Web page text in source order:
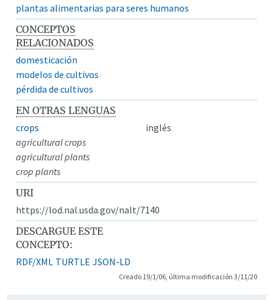
plantas alimentarias para seres humanos
CONCEPTOS
RELACIONADOS
domesticación
modelos de cultivos
pérdida de cultivos
EN OTRAS LENGUAS
crops
inglés
agricultural crops
agricultural plants
crop plants
URI
https://lod.nal.usda.gov/nalt/7140
DESCARGUE ESTE
CONCEPTO:
RDF/XML TURTLE JSON-LD
Creado 19/1/06, última modificación 3/11/20